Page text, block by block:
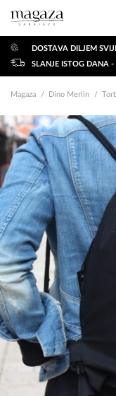
DOSTAVA DILJEM
SLANJE ISTOG DANA
Magaza Dino Merlin